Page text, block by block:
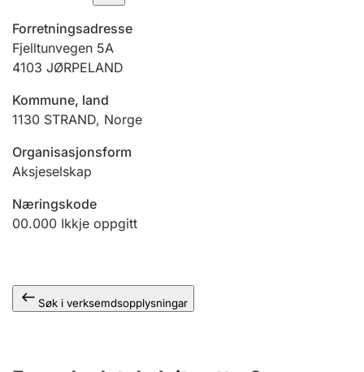
Tinglysing
Jeger
Ektepaktrettleiaren
Andre tema
Forretningsadresse
Fjelltunvegen 5A
4103 JØRPELAND
Kommune, land
1130 STRAND, Norge
Organisasjonsform
Aksjeselskap
Næringskode
00.000 Ikkje oppgitt
Søk i verksemdsopplysningar